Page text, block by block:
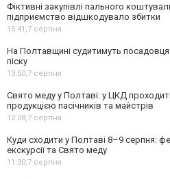
Фіктивні закупівлі пального
підприємство відшкодувало збитки
15:41,7 серпня
На Полтавщині судитимуть
піску
13:50,7 серпня
Свято меду у Полтаві: у ЦКД
продукцією пасічників та майстрів
12:38,7 серпня
Куди сходити у Полтаві 8–9 серпня:
екскурсії та Свято меду
11:30,7 серпня